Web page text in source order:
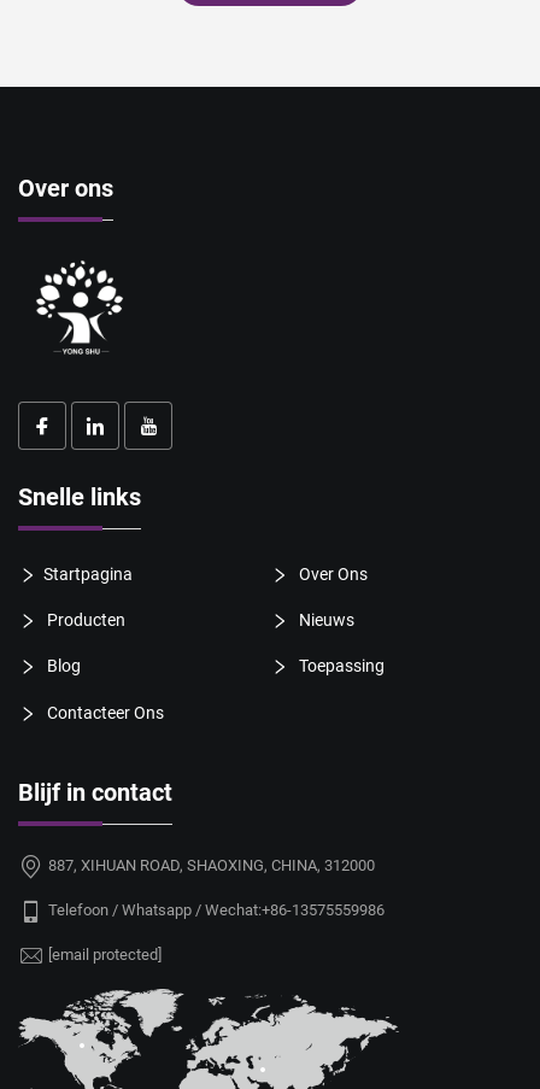
Over ons
Snelle links
Startpagina Over Ons
Producten Nieuws
Blog Toepassing
Contacteer Ons
Blijf in contact
887, XIHUAN ROAD, SHAOXING, CHINA, 312000
Telefoon / Whatsapp / Wechat:+86-13575559986
[email protected]